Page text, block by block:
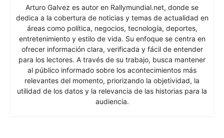
Arturo Galvez es autor en Rallymundial.net, donde se
dedica a la cobertura de noticias y temas de actualidad en
áreas como política, negocios, tecnología, deportes,
entretenimiento y estilo de vida. Su enfoque se centra en
ofrecer información clara, verificada y fácil de entender
para los lectores. A través de su trabajo, busca mantener
al público informado sobre los acontecimientos más
relevantes del momento, priorizando la objetividad, la
utilidad de los datos y la relevancia de las historias para la
audiencia.